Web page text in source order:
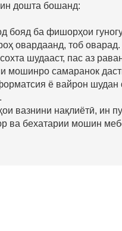
дошта бошанд:
бояд ба фишорҳои
овардаанд, тоб оварад.
шудааст, пас аз
мошинро самаранок
ё вайрон шудан
вазнини нақлиётӣ, ин
ва бехатарии мошин